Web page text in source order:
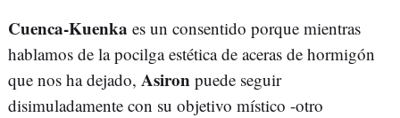
Cuenca-Kuenka es un consentido porque mientras
hablamos de la pocilga estética de aceras de hormigón
que nos ha dejado, Asiron puede seguir
disimuladamente con su objetivo místico -otro